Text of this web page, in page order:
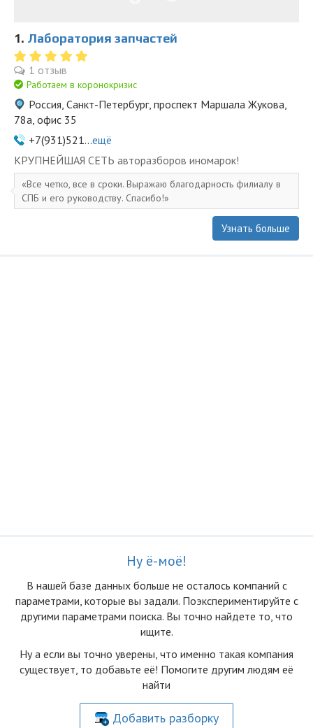
1. Лаборатория запчастей
1 отзыв
Работаем в коронокризис
Россия, Санкт-Петербург, проспект Маршала Жукова,
78а, офис 35
+7(931)521...ещё
KPУПНЕЙШAЯ СЕTЬ aвторазбopов иномapoк!
Все четко, все в сроки. Выражаю благодарность филиалу в
СПБ и его руководству. Спасибо!
Узнать больше
Ну ё-моё!
В нашей базе данных больше не осталоcь компаний с
параметрами, которые вы задали. Поэкспериментируйте с
другими параметрами поиска. Вы точно найдете то, что
ищите.
Ну а если вы точно уверены, что именно такая компания
существует, то добавьте её! Помогите другим людям её
найти
Добавить разборку